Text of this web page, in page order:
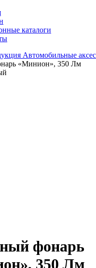
каталоги
Автомобильные
«Минион», 350 Лм
фонарь
350 Лм